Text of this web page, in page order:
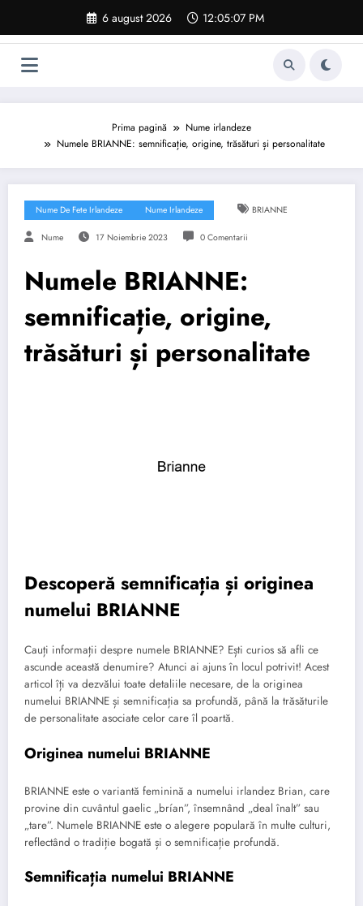
conținut
6 august 2026 12:05:08 PM
Prima pagină
Nume irlandeze
Numele BRIANNE: semnificație, origine, trăsături și personalitate
Nume De Fete Irlandeze Nume Irlandeze BRIANNE
Nume 17 Noiembrie 2023 0 Comentarii
Numele BRIANNE:
semnificație, origine,
trăsături și personalitate
Descoperă semnificația și originea
numelui BRIANNE
Cauți informații despre numele BRIANNE? Ești curios să afli ce
ascunde această denumire? Atunci ai ajuns în locul potrivit! Acest
articol îți va dezvălui toate detaliile necesare, de la originea
numelui BRIANNE și semnificația sa profundă, până la trăsăturile
de personalitate asociate celor care îl poartă.
Originea numelui BRIANNE
BRIANNE este o variantă feminină a numelui irlandez Brian, care
provine din cuvântul gaelic „brían”, însemnând „deal înalt” sau
„tare”. Numele BRIANNE este o alegere populară în multe culturi,
reflectând o tradiție bogată și o semnificație profundă.
Semnificația numelui BRIANNE